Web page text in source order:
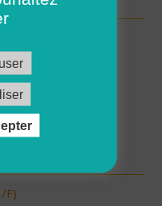
(15000)
F)